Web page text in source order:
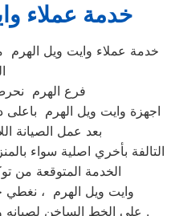
خدمة عملاء
خدمة عملاء وايت ويل
فرع الهرم
اجهزة وايت ويل الهرم باعلى
بعد عمل الصيانة
التالفة بأخري اصلية سواء
الخدمة المتوقعة من
وايت ويل الهرم ، نغطي
على الخط الساخن لصيانه وايت ويل الهرم 01095999314 .